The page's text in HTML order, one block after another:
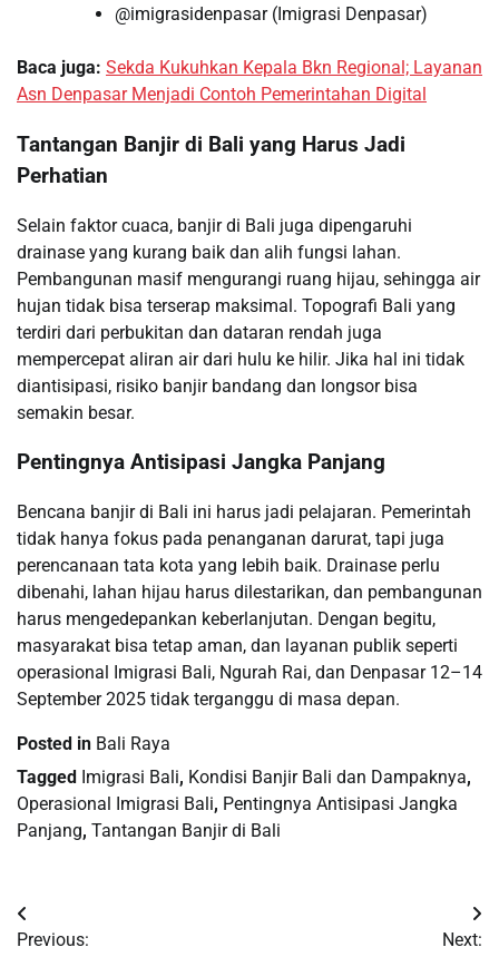
@imigrasidenpasar (Imigrasi Denpasar)
Baca juga: Sekda Kukuhkan Kepala Bkn Regional; Layanan
Asn Denpasar Menjadi Contoh Pemerintahan Digital
Tantangan Banjir di Bali yang Harus Jadi
Perhatian
Selain faktor cuaca, banjir di Bali juga dipengaruhi
drainase yang kurang baik dan alih fungsi lahan.
Pembangunan masif mengurangi ruang hijau, sehingga air
hujan tidak bisa terserap maksimal. Topografi Bali yang
terdiri dari perbukitan dan dataran rendah juga
mempercepat aliran air dari hulu ke hilir. Jika hal ini tidak
diantisipasi, risiko banjir bandang dan longsor bisa
semakin besar.
Pentingnya Antisipasi Jangka Panjang
Bencana banjir di Bali ini harus jadi pelajaran. Pemerintah
tidak hanya fokus pada penanganan darurat, tapi juga
perencanaan tata kota yang lebih baik. Drainase perlu
dibenahi, lahan hijau harus dilestarikan, dan pembangunan
harus mengedepankan keberlanjutan. Dengan begitu,
masyarakat bisa tetap aman, dan layanan publik seperti
operasional Imigrasi Bali, Ngurah Rai, dan Denpasar 12–14
September 2025 tidak terganggu di masa depan.
Posted in Bali Raya
Tagged Imigrasi Bali, Kondisi Banjir Bali dan Dampaknya,
Operasional Imigrasi Bali, Pentingnya Antisipasi Jangka
Panjang, Tantangan Banjir di Bali
Post
Previous:
Next: